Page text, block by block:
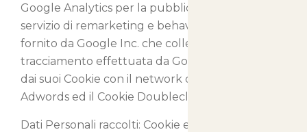
Google Analytics per la pubblicità display è un
servizio di remarketing e behavioral targeting
fornito da Google Inc. che collega l'attività di
tracciamento effettuata da Google Analytics e
dai suoi Cookie con il network di advertising
Adwords ed il Cookie Doubleclick.
Dati Personali raccolti: Cookie e Dati di Utilizzo.